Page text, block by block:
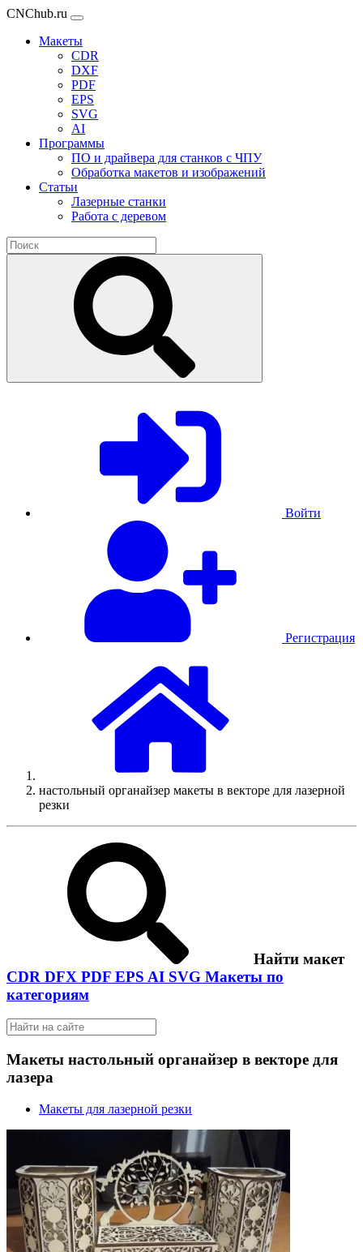
CNChub.ru
Макеты
CDR
DXF
PDF
EPS
SVG
AI
Программы
ПО и драйвера для станков с ЧПУ
Обработка макетов и изображений
Статьи
Лазерные станки
Работа с деревом
Войти
Регистрация
настольный органайзер макеты в векторе для лазерной
резки
Найти макет
CDR DFX PDF EPS AI SVG Макеты по
категориям
Макеты настольный органайзер в векторе для
лазера
Макеты для лазерной резки